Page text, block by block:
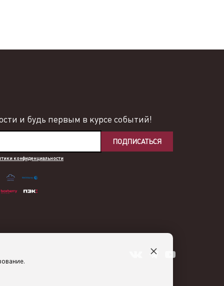
и будь первым в курсе событий!
ПОДПИСАТЬСЯ
конфиденциальности
×